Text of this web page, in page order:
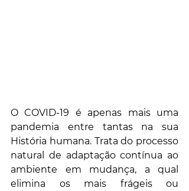
O COVID-19 é apenas mais uma
pandemia entre tantas na sua
História humana. Trata do processo
natural de adaptação contínua ao
ambiente em mudança, a qual
elimina os mais frágeis ou